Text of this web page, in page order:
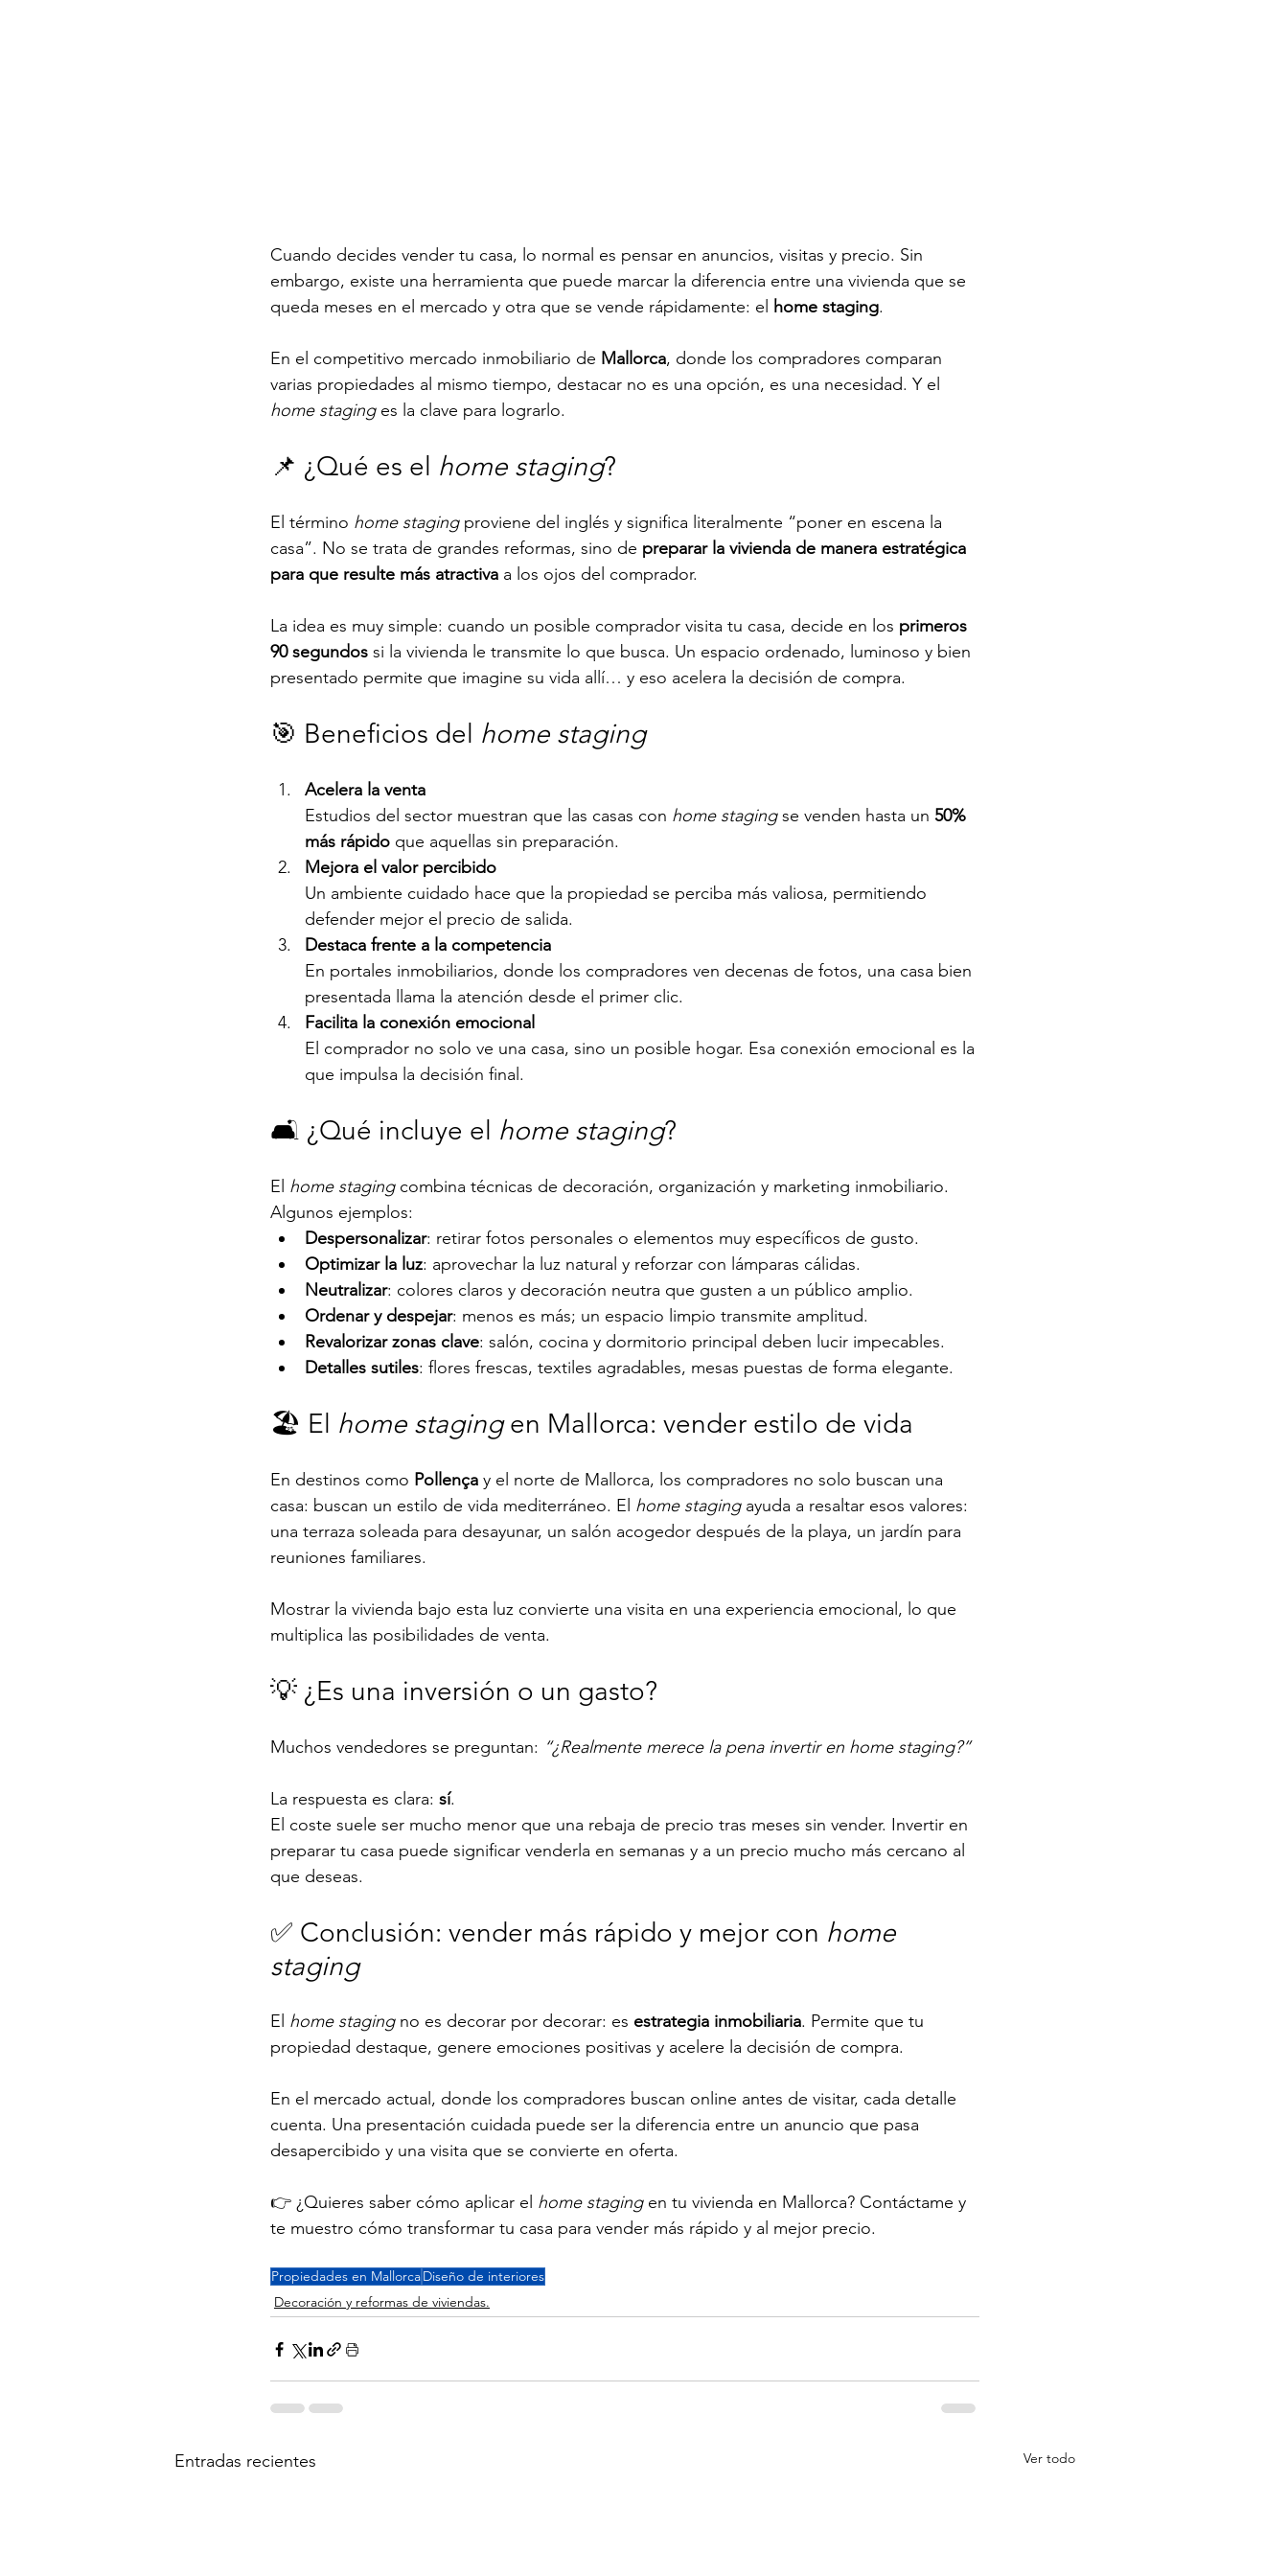
Cuando decides vender tu casa, lo normal es pensar en anuncios, visitas y precio. Sin
embargo, existe una herramienta que puede marcar la diferencia entre una vivienda que se
queda meses en el mercado y otra que se vende rápidamente: el home staging.
En el competitivo mercado inmobiliario de Mallorca, donde los compradores comparan
varias propiedades al mismo tiempo, destacar no es una opción, es una necesidad. Y el
home staging es la clave para lograrlo.
📌 ¿Qué es el home staging?
El término home staging proviene del inglés y significa literalmente “poner en escena la
casa”. No se trata de grandes reformas, sino de preparar la vivienda de manera estratégica
para que resulte más atractiva a los ojos del comprador.
La idea es muy simple: cuando un posible comprador visita tu casa, decide en los primeros
90 segundos si la vivienda le transmite lo que busca. Un espacio ordenado, luminoso y bien
presentado permite que imagine su vida allí… y eso acelera la decisión de compra.
🎯 Beneficios del home staging
Acelera la venta
Estudios del sector muestran que las casas con home staging se venden hasta un 50%
más rápido que aquellas sin preparación.
Mejora el valor percibido
Un ambiente cuidado hace que la propiedad se perciba más valiosa, permitiendo
defender mejor el precio de salida.
Destaca frente a la competencia
En portales inmobiliarios, donde los compradores ven decenas de fotos, una casa bien
presentada llama la atención desde el primer clic.
Facilita la conexión emocional
El comprador no solo ve una casa, sino un posible hogar. Esa conexión emocional es la
que impulsa la decisión final.
🛋️ ¿Qué incluye el home staging?
El home staging combina técnicas de decoración, organización y marketing inmobiliario.
Algunos ejemplos:
Despersonalizar: retirar fotos personales o elementos muy específicos de gusto.
Optimizar la luz: aprovechar la luz natural y reforzar con lámparas cálidas.
Neutralizar: colores claros y decoración neutra que gusten a un público amplio.
Ordenar y despejar: menos es más; un espacio limpio transmite amplitud.
Revalorizar zonas clave: salón, cocina y dormitorio principal deben lucir impecables.
Detalles sutiles: flores frescas, textiles agradables, mesas puestas de forma elegante.
🏖️ El home staging en Mallorca: vender estilo de vida
En destinos como Pollença y el norte de Mallorca, los compradores no solo buscan una
casa: buscan un estilo de vida mediterráneo. El home staging ayuda a resaltar esos valores:
una terraza soleada para desayunar, un salón acogedor después de la playa, un jardín para
reuniones familiares.
Mostrar la vivienda bajo esta luz convierte una visita en una experiencia emocional, lo que
multiplica las posibilidades de venta.
💡 ¿Es una inversión o un gasto?
Muchos vendedores se preguntan: “¿Realmente merece la pena invertir en home staging?”
La respuesta es clara: sí.
El coste suele ser mucho menor que una rebaja de precio tras meses sin vender. Invertir en
preparar tu casa puede significar venderla en semanas y a un precio mucho más cercano al
que deseas.
✅ Conclusión: vender más rápido y mejor con home
staging
El home staging no es decorar por decorar: es estrategia inmobiliaria. Permite que tu
propiedad destaque, genere emociones positivas y acelere la decisión de compra.
En el mercado actual, donde los compradores buscan online antes de visitar, cada detalle
cuenta. Una presentación cuidada puede ser la diferencia entre un anuncio que pasa
desapercibido y una visita que se convierte en oferta.
👉 ¿Quieres saber cómo aplicar el home staging en tu vivienda en Mallorca? Contáctame y
te muestro cómo transformar tu casa para vender más rápido y al mejor precio.
Propiedades en MallorcaDiseño de interiores
Decoración y reformas de viviendas.
Entradas recientes Ver todo